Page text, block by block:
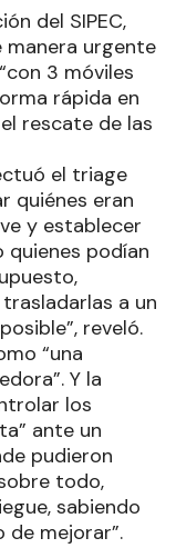
del SIPEC,
manera urgente
3 móviles
rápida en
rescate de las
el triage
quiénes eran
y establecer
quienes podían
a un
reveló.
“una
Y la
los
ante un
pudieron
todo,
sabiendo
de mejorar”.